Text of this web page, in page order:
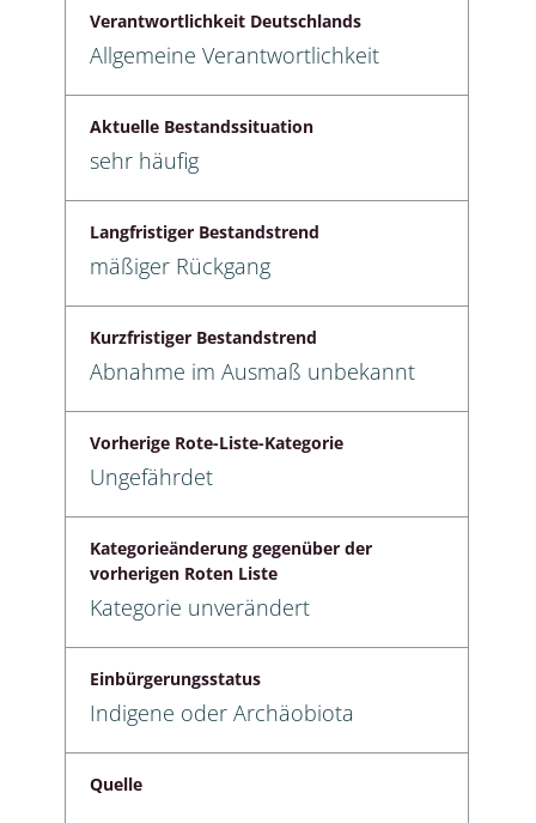
Verantwortlichkeit Deutschlands
Allgemeine Verantwortlichkeit
Aktuelle Bestandssituation
sehr häufig
Langfristiger Bestandstrend
mäßiger Rückgang
Kurzfristiger Bestandstrend
Abnahme im Ausmaß unbekannt
Vorherige Rote-Liste-Kategorie
Ungefährdet
Kategorieänderung gegenüber der
vorherigen Roten Liste
Kategorie unverändert
Einbürgerungsstatus
Indigene oder Archäobiota
Quelle